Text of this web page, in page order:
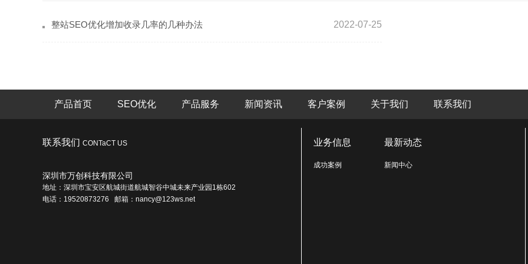
整站SEO优化增加收录几率的几种办法 2022-07-25
产品首页 SEO优化 产品服务 新闻资讯 客户案例 关于我们 联系我们
联系我们 CONTaCT US
深圳市万创科技有限公司
地址：深圳市宝安区航城街道航城智谷中城未来产业园1栋602
电话：19520873276 邮箱：nancy@123ws.net
业务信息
成功案例
最新动态
新闻中心